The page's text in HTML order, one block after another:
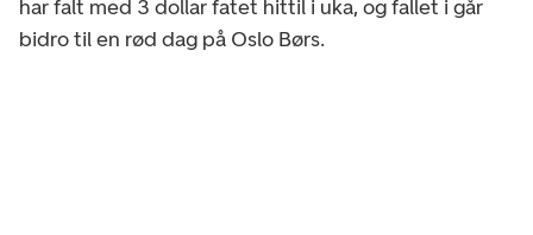
har falt med 3 dollar fatet hittil i uka, og fallet i går
bidro til en rød dag på Oslo Børs.